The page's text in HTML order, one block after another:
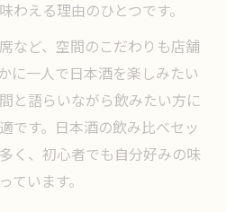
楽しめる居酒屋の特徴
季節感あふれる日本酒提
酒の魅力を堪能しよう
味わう地酒の奥深さ
酒屋で日本酒文化に触れ
える理由のひとつです。
など、空間のこだわりも店舗
に一人で日本酒を楽しみたい
と語らいながら飲みたい方に
です。日本酒の飲み比べセッ
く、初心者でも自分好みの味
ています。